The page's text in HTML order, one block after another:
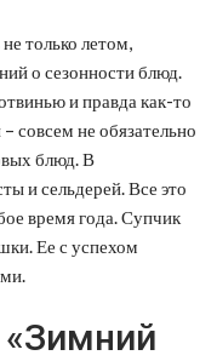
только летом,
о сезонности блюд.
и правда как-то
совсем не обязательно
блюд. В
и сельдерей. Все это
время года. Супчик
Ее с успехом